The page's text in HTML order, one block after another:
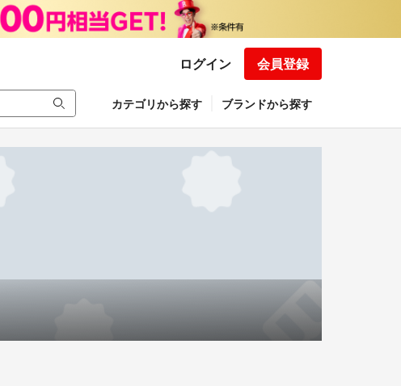
ログイン 会員登録
カテゴリから探す ブランドから探す